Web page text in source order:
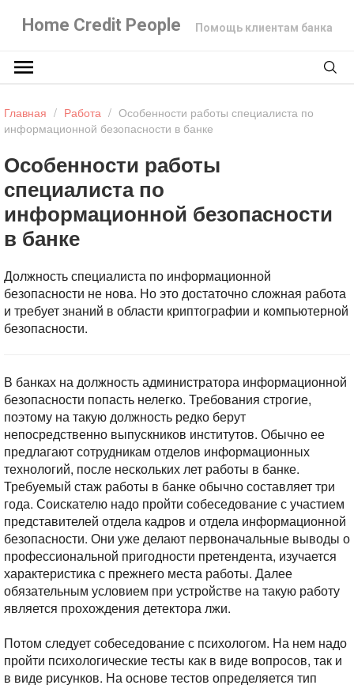
Home Credit People Помощь клиентам банка
Главная / Работа / Особенности работы специалиста по
информационной безопасности в банке
Особенности работы
специалиста по
информационной безопасности
в банке
Должность специалиста по информационной
безопасности не нова. Но это достаточно сложная работа
и требует знаний в области криптографии и компьютерной
безопасности.
В банках на должность администратора информационной
безопасности попасть нелегко. Требования строгие,
поэтому на такую должность редко берут
непосредственно выпускников институтов. Обычно ее
предлагают сотрудникам отделов информационных
технологий, после нескольких лет работы в банке.
Требуемый стаж работы в банке обычно составляет три
года. Соискателю надо пройти собеседование с участием
представителей отдела кадров и отдела информационной
безопасности. Они уже делают первоначальные выводы о
профессиональной пригодности претендента, изучается
характеристика с прежнего места работы. Далее
обязательным условием при устройстве на такую работу
является прохождения детектора лжи.
Потом следует собеседование с психологом. На нем надо
пройти психологические тесты как в виде вопросов, так и
в виде рисунков. На основе тестов определяется тип